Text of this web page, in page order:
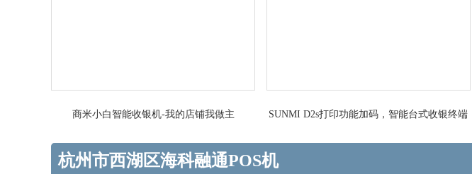
商米小白智能收银机-我的店铺我做主 SUNMI D2s打印功能加码，智能台式收银终端
杭州市西湖区海科融通POS机